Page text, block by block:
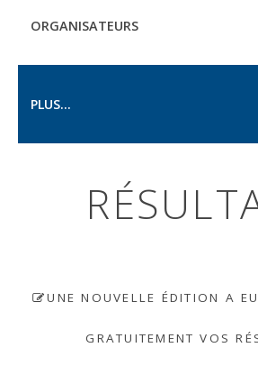
ORGANISATEURS
PLUS...
UNE NOUVELLE ÉDITION A
GRATUITEMENT VOS